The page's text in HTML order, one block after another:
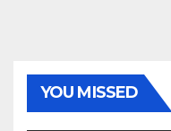
YOU MISSED